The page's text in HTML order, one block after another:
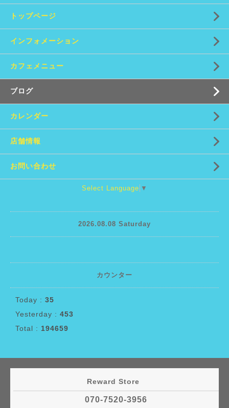
トップページ
インフォメーション
カフェメニュー
ブログ
カレンダー
店舗情報
お問い合わせ
Select Language ▼
2026.08.08 Saturday
カウンター
Today : 35
Yesterday : 453
Total : 194659
Reward Store
070-7520-3956